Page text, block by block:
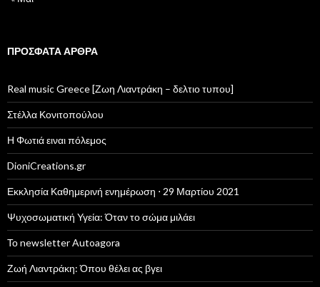
ΠΡΌΣΦΑΤΑ ΆΡΘΡΑ
Real music Greece [Ζωη Λιαντράκη – δελτιο τυπου]
Στέλλα Κονιτοπούλου
Η Φωτιά ειναι πόλεμος
DioniCreations.gr
Εκκλησία Καθημερινή ενημέρωση ⋅ 29 Μαρτίου 2021
Ψυχοσωματική Υγεία: Όταν το σώμα μιλάει
Το newsletter Autoagora
Ζωή Λιαντράκη: Όπου θέλει ας βγει